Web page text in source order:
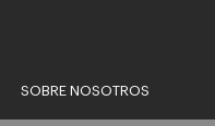
SOBRE NOSOTROS